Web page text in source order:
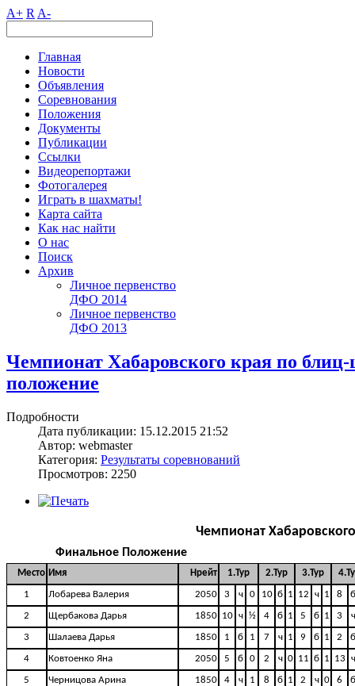
A+ R A-
Главная
Новости
Объявления
Соревнования
Положения
Документы
Публикации
Ссылки
Видеорепортажи
Фотогалерея
Играть в шахматы!
Карта сайта
Как нас найти
О нас
Поиск
Архив
Личное первенство
ДФО 2014
Личное первенство
ДФО 2013
Чемпионат Хабаровского края по
положение
Подробности
Дата публикации: 15.12.2015 21:52
Автор: webmaster
Категория: Результаты соревнований
Просмотров: 2250
Чемпионат
Финальное Положение
Место Имя Нрейт 1.Тур 2.Тур 3.Тур
1 Лобарева Валерия 2050 3 ч 0 10 б 1 12 ч 1 8 б
2 Щербакова Дарья 1850 10 ч ½ 4 б 1 5 б 1 3 ч
3 Шалаева Дарья 1850 1 б 1 7 ч 1 9 б 1 2 б
4 Ковтоенко Яна 2050 5 б 0 2 ч 0 11 б 1 13 ч
5 Черницова Арина 1850 4 ч 1 8 б 1 2 ч 0 6 б